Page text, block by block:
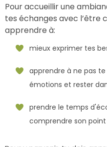
Pour accueillir une
tes échanges avec l’être
apprendre à:
mieux exprimer tes
apprendre à ne pas
émotions et rester
prendre le temps
comprendre son